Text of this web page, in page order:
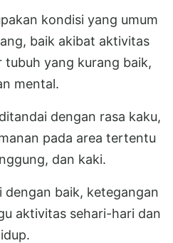
kondisi yang umum
baik akibat aktivitas
yang kurang baik,
mental.
dengan rasa kaku,
pada area tertentu
dan kaki.
baik, ketegangan
aktivitas sehari-hari dan